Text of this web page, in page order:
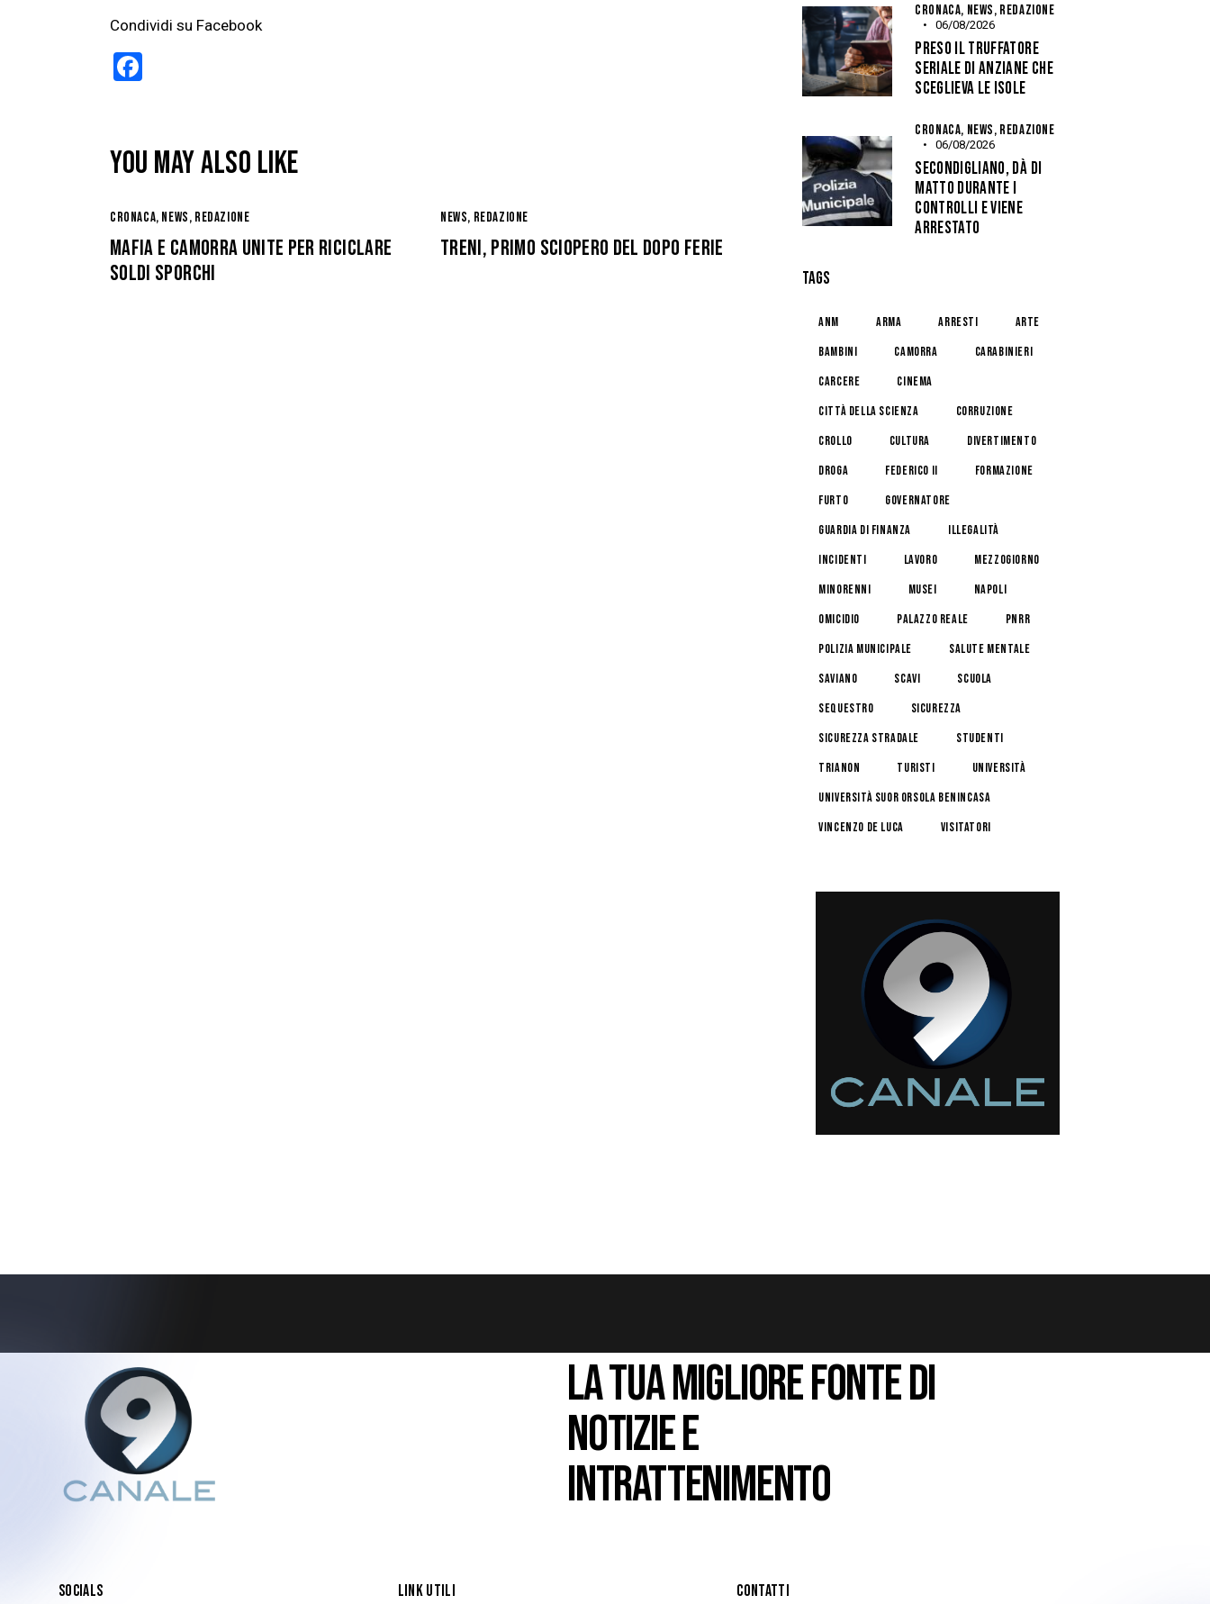
Condividi su Facebook
b
o
o
k
YOU MAY ALSO LIKE
CRONACA, NEWS, REDAZIONE
MAFIA E CAMORRA UNITE PER RICICLARE
SOLDI SPORCHI
NEWS, REDAZIONE
TRENI, PRIMO SCIOPERO DEL DOPO FERIE
CRONACA, NEWS, REDAZIONE
06/08/2026
PRESO IL TRUFFATORE
SERIALE DI ANZIANE CHE
SCEGLIEVA LE ISOLE
CRONACA, NEWS, REDAZIONE
06/08/2026
SECONDIGLIANO, DÀ DI
MATTO DURANTE I
CONTROLLI E VIENE
ARRESTATO
TAGS
anm arma arresti
arte
bambini
camorra
carabinieri
carcere
cinema
Città della Scienza
corruzione
crollo
cultura
divertimento
droga
federico II
formazione
furto
governatore
guardia di finanza
illegalità
incidenti
lavoro
mezzogiorno
minorenni
musei
napoli
omicidio
palazzo reale
pnrr
polizia municipale
salute mentale
Saviano
scavi
scuola
sequestro
sicurezza
sicurezza stradale
studenti
trianon
turisti
università
Università Suor Orsola Benincasa
Vincenzo De Luca
visitatori
LA TUA MIGLIORE FONTE DI
NOTIZIE E
INTRATTENIMENTO
SOCIALS LINK UTILI CONTATTI